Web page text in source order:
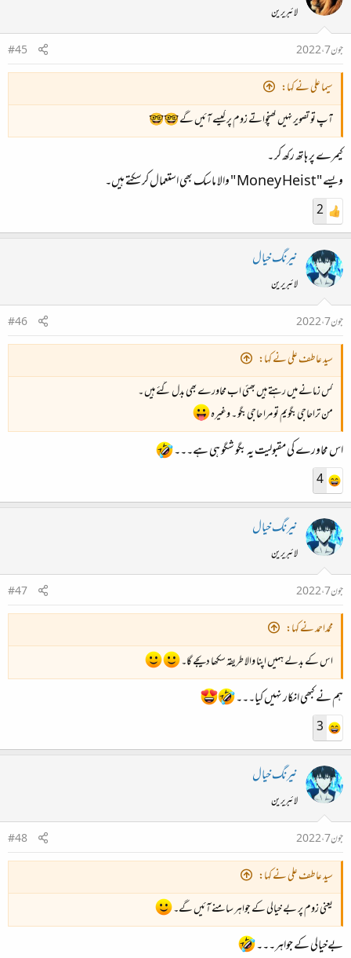
لائبریرین
جون 7، 2022
#45
سیما علی نے کہا:
آپ تو تصویر نہیں کھنچواتے زوم پر کیسے آئیں گے 🤓🤓
کیمرے پر ہاتھ رکھ کر ۔
ویسے "Money Heist " والا ماسک بھی استعمال کرسکتے ہیں۔
2
نیرنگ خیال
لائبریرین
جون 7، 2022
#46
سید عاطف علی نے کہا:
کس زمانے میں رہتے ہیں بھئی اب محاورے بھی بدل گئے ہیں ۔
من تراحاجی بگویم تو مرا حاجی بگو ۔ وغیرہ
اس محاورے کی مقبولیت یہ بگو شگو ہی ہے۔۔۔
4
نیرنگ خیال
لائبریرین
جون 7، 2022
#47
محمداحمد نے کہا:
اس کے بدلے ہمیں اپنا والا طریقہ سکھا دیجے گا۔
ہم نے کبھی انکار نہیں کیا۔۔۔
3
نیرنگ خیال
لائبریرین
جون 7، 2022
#48
سید عاطف علی نے کہا:
یعنی زوم پر بے خیالی کے جواہر سامنے آئیں گے۔
بےخیالی کے جواہر۔۔۔